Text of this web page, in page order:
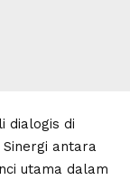
dialogis di
antara
utama dalam